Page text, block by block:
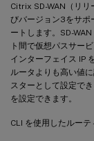
Citrix SD-WAN（リリ
びバージョン3をサポ
ートします。SD-
ト間で仮想パスサー
インターフェイス IP
ルータよりも高い値
スターとして設定で
を設定できます。
CLI を使用したルー